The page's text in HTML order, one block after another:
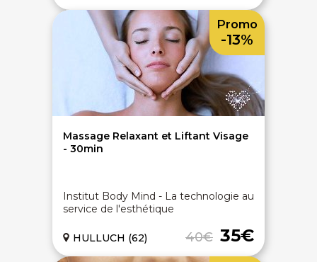
Massage Relaxant et Liftant Visage
- 30min
Institut Body Mind - La technologie au
service de l'esthétique
40€ 35€
HULLUCH (62)
Promo
-13%